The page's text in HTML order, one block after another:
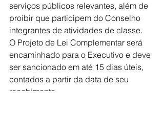
serviços públicos relevantes, além de
proibir que participem do Conselho
integrantes de atividades de classe.
O Projeto de Lei Complementar será
encaminhado para o Executivo e deve
ser sancionado em até 15 dias úteis,
contados a partir da data de seu
recebimento.